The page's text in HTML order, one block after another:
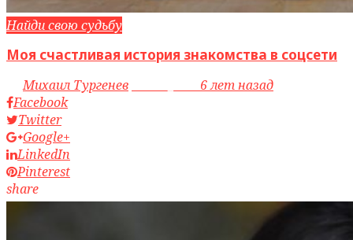
Найди свою судьбу
Моя счастливая история знакомства в соцсети
byМихаил Тургенев
6 лет назад
Facebook
Twitter
Google+
LinkedIn
Pinterest
share